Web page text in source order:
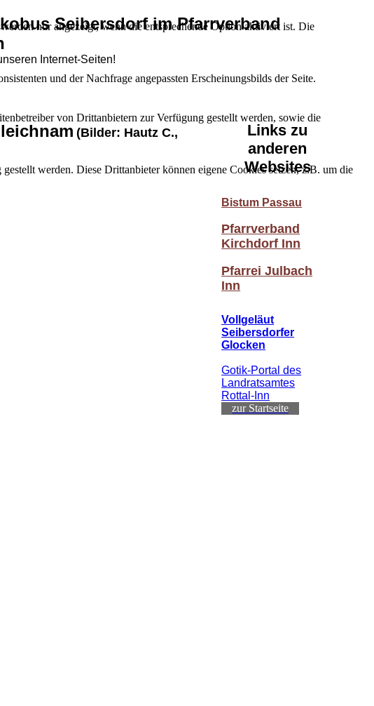
Seibersdorf im Pfarrverband
Internet-Seiten!
(Bilder: Hautz C.,
Links zu
anderen
Websites
Bistum Passau
Pfarrverband
Kirchdorf Inn
Pfarrei Julbach
Inn
Vollgeläut
Seibersdorfer
Glocken
Gotik-Portal des
Landratsamtes
Rottal-Inn
zur Startseite
nur angezeigt, wenn die entsprechende Option aktiviert ist. Die
und der Nachfrage angepassten Erscheinungsbilds der Seite.
von Drittanbietern zur Verfügung gestellt werden, sowie die
werden. Diese Drittanbieter können eigene Cookies setzen, z.B. um die